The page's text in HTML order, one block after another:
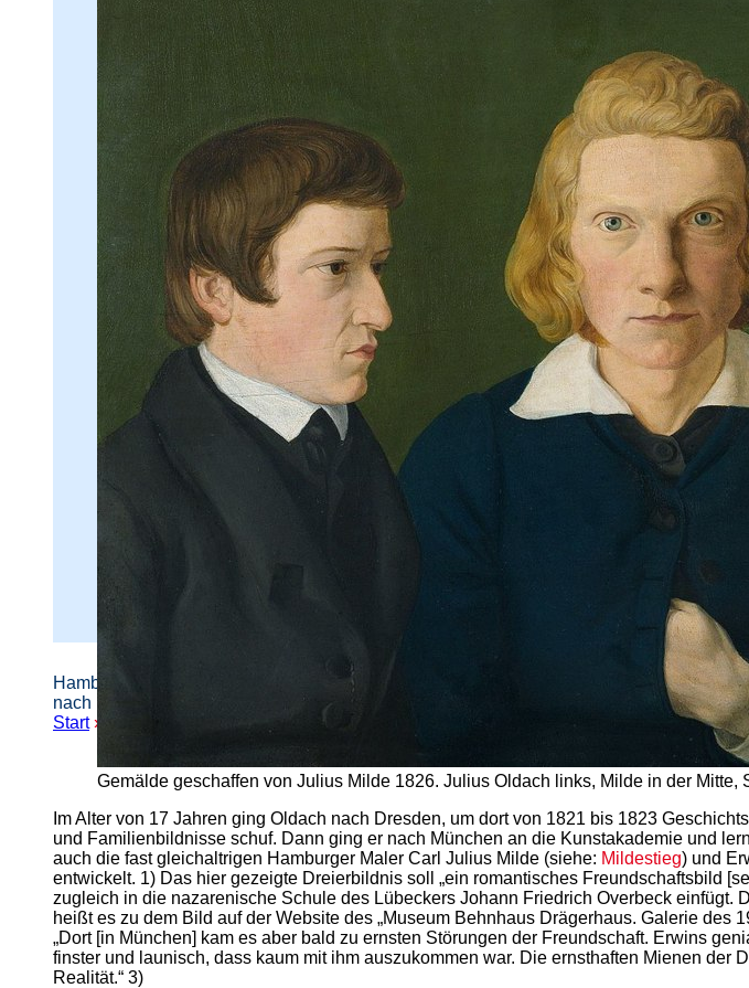
Hamburger Straßennamen -
nach Personen benannt
Start» » Oldachstraße
Gemälde geschaffen von Julius Milde 1826. Julius Oldach links, Milde in der
Im Alter von 17 Jahren ging Oldach nach Dresden, um dort von 1821 bis 1823
und Familienbildnisse schuf. Dann ging er nach München an die Kunstakademie und
auch die fast gleichaltrigen Hamburger Maler Carl Julius Milde (siehe: Mildestieg) und
entwickelt. 1) Das hier gezeigte Dreierbildnis soll „ein romantisches Freundschaftsbild
zugleich in die nazarenische Schule des Lübeckers Johann Friedrich Overbeck einfügt.
heißt es zu dem Bild auf der Website des „Museum Behnhaus Drägerhaus. Galerie
„Dort [in München] kam es aber bald zu ernsten Störungen der Freundschaft. Erwins
finster und launisch, dass kaum mit ihm auszukommen war. Die ernsthaften Mienen
Realität.“ 3)